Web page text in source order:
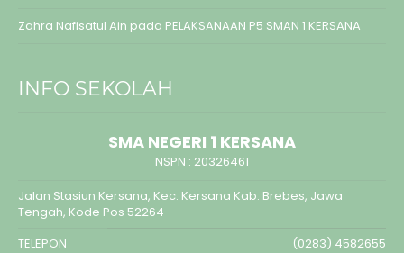
Zahra Nafisatul Ain pada PELAKSANAAN P5 SMAN 1 KERSANA
INFO SEKOLAH
SMA NEGERI 1 KERSANA
NSPN : 20326461
Jalan Stasiun Kersana, Kec. Kersana Kab. Brebes, Jawa
Tengah, Kode Pos 52264
TELEPON
(0283) 4582655